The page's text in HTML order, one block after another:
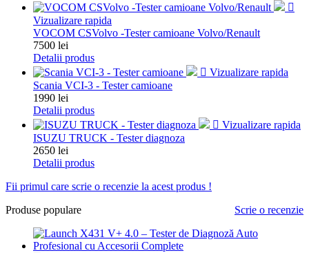

Vizualizare rapida
VOCOM CSVolvo -Tester camioane Volvo/Renault
Pret
7500 lei
Detalii produs
 Vizualizare rapida
Scania VCI-3 - Tester camioane
Pret
1990 lei
Detalii produs
 Vizualizare rapida
ISUZU TRUCK - Tester diagnoza
Pret
2650 lei
Detalii produs
Fii primul care scrie o recenzie la acest produs !
Scrie o recenzie
Produse populare